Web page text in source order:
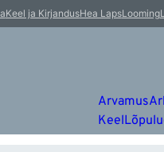
Keel ja KirjandusHea LapsLooming
Arvamus
Keel